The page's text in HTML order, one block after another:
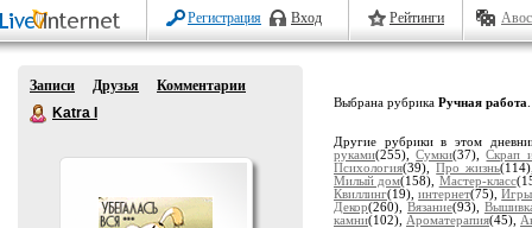
Регистрация Вход Рейтинги
Записи Друзья
Комментарии
Katra I
Выбрана рубрика Ручная работа
Другие рубрики в этом
руками(255),Сумки(37),Скрап
Психология(39),Про жизнь
Милый дом(158), Мастер-класс
Квиллинг(19),интернет(75),
Декор(260), Вязание(93),
камни(102), Ароматерапия(45),